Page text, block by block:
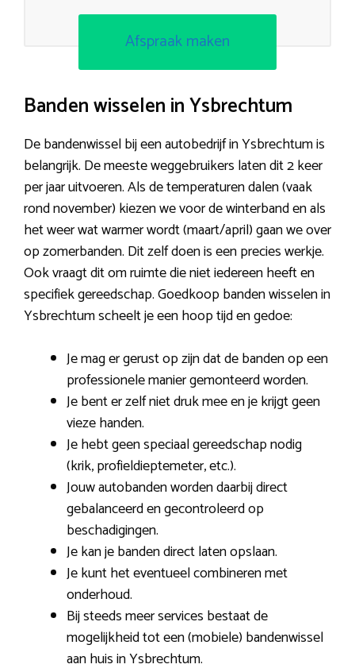
Afspraak maken
Banden wisselen in Ysbrechtum
De bandenwissel bij een autobedrijf in Ysbrechtum is
belangrijk. De meeste weggebruikers laten dit 2 keer
per jaar uitvoeren. Als de temperaturen dalen (vaak
rond november) kiezen we voor de winterband en als
het weer wat warmer wordt (maart/april) gaan we over
op zomerbanden. Dit zelf doen is een precies werkje.
Ook vraagt dit om ruimte die niet iedereen heeft en
specifiek gereedschap. Goedkoop banden wisselen in
Ysbrechtum scheelt je een hoop tijd en gedoe:
Je mag er gerust op zijn dat de banden op een
professionele manier gemonteerd worden.
Je bent er zelf niet druk mee en je krijgt geen
vieze handen.
Je hebt geen speciaal gereedschap nodig
(krik, profieldieptemeter, etc.).
Jouw autobanden worden daarbij direct
gebalanceerd en gecontroleerd op
beschadigingen.
Je kan je banden direct laten opslaan.
Je kunt het eventueel combineren met
onderhoud.
Bij steeds meer services bestaat de
mogelijkheid tot een (mobiele) bandenwissel
aan huis in Ysbrechtum.